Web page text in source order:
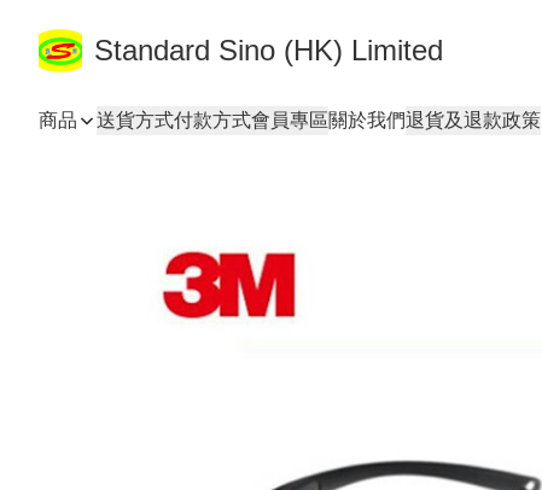
Standard Sino (HK) Limited
商品 送貨方式付款方式會員專區關於我們退貨及退款政策